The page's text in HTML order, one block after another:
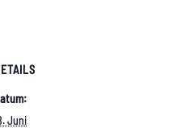
Juni